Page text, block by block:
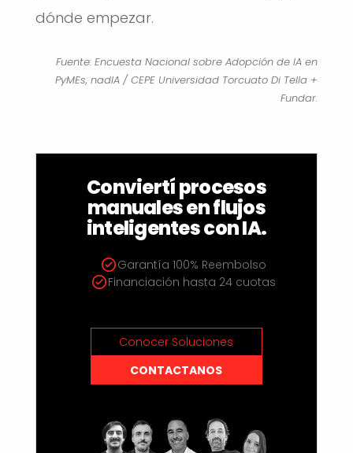
dónde empezar.
Fuente: Encuesta Nacional sobre Adopción de IA en
PyMEs, nadIA / CEPE Universidad Torcuato Di Tella +
Fundar.
Conviertí procesos
manuales en flujos
inteligentes con IA.
Garantía 100% Reembolso
Financiación hasta 24 cuotas
Conocer Soluciones
CONTACTANOS